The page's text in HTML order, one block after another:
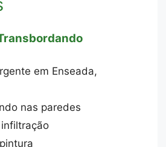
em Enseada,
nas paredes